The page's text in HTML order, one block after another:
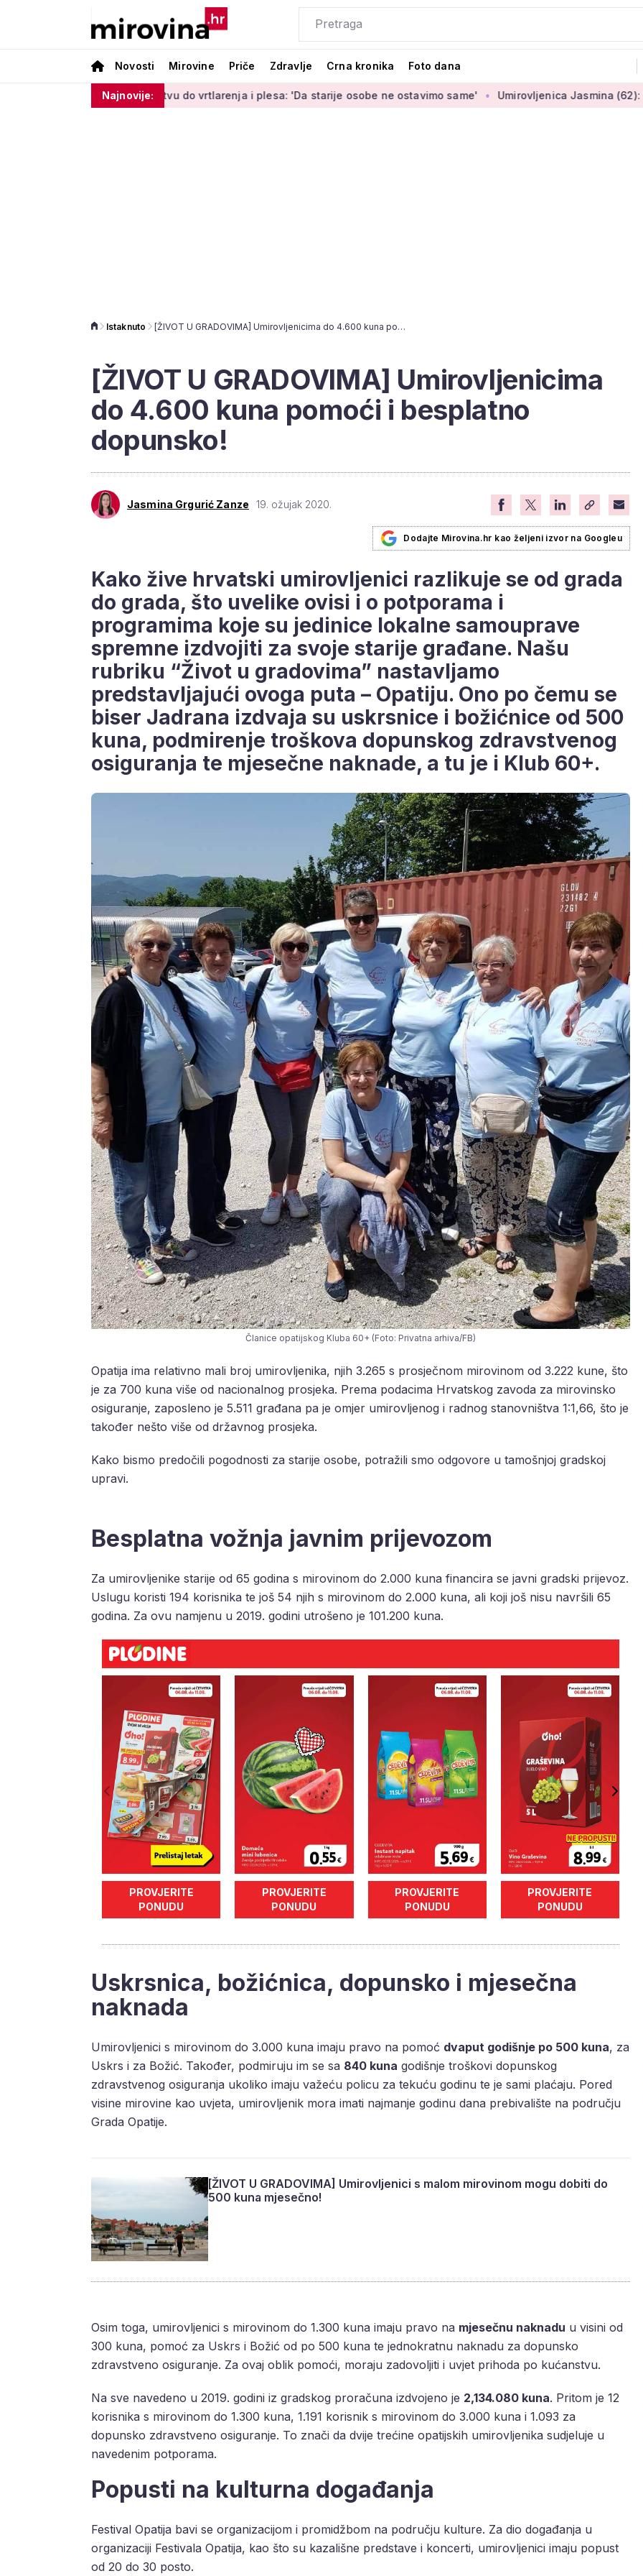
Novosti Mirovine Priče Zdravlje Crna kronika Foto dana
Najnovije:
internet bankarstvu do vrtlarenja i plesa: 'Da starije osobe ne ostavimo same' Umirovljenica Jasmina (62): 'Imam
Istaknuto [ŽIVOT U GRADOVIMA] Umirovljenicima do 4.600 kuna pomoći i besplatno dopunsko!
[ŽIVOT U GRADOVIMA] Umirovljenicima
do 4.600 kuna pomoći i besplatno
dopunsko!
Jasmina Grgurić Zanze 19. ožujak 2020.
Dodajte Mirovina.hr kao željeni izvor na Googleu
Kako žive hrvatski umirovljenici razlikuje se od grada
do grada, što uvelike ovisi i o potporama i
programima koje su jedinice lokalne samouprave
spremne izdvojiti za svoje starije građane. Našu
rubriku “Život u gradovima” nastavljamo
predstavljajući ovoga puta – Opatiju. Ono po čemu se
biser Jadrana izdvaja su uskrsnice i božićnice od 500
kuna, podmirenje troškova dopunskog zdravstvenog
osiguranja te mjesečne naknade, a tu je i Klub 60+.
Članice opatijskog Kluba 60+ (Foto: Privatna arhiva/FB)
Opatija ima relativno mali broj umirovljenika, njih 3.265 s prosječnom mirovinom od 3.222 kune, što
je za 700 kuna više od nacionalnog prosjeka. Prema podacima Hrvatskog zavoda za mirovinsko
osiguranje, zaposleno je 5.511 građana pa je omjer umirovljenog i radnog stanovništva 1:1,66, što je
također nešto više od državnog prosjeka.
Kako bismo predočili pogodnosti za starije osobe, potražili smo odgovore u tamošnjoj gradskoj
upravi.
Besplatna vožnja javnim prijevozom
Za umirovljenike starije od 65 godina s mirovinom do 2.000 kuna financira se javni gradski prijevoz.
Uslugu koristi 194 korisnika te još 54 njih s mirovinom do 2.000 kuna, ali koji još nisu navršili 65
godina. Za ovu namjenu u 2019. godini utrošeno je 101.200 kuna.
PROVJERITE
PONUDU
PROVJERITE
PONUDU
PROVJERITE
PONUDU
PROVJERITE
PONUDU
Uskrsnica, božićnica, dopunsko i mjesečna
naknada
Umirovljenici s mirovinom do 3.000 kuna imaju pravo na pomoć dvaput godišnje po 500 kuna, za
Uskrs i za Božić. Također, podmiruju im se sa 840 kuna godišnje troškovi dopunskog
zdravstvenog osiguranja ukoliko imaju važeću policu za tekuću godinu te je sami plaćaju. Pored
visine mirovine kao uvjeta, umirovljenik mora imati najmanje godinu dana prebivalište na području
Grada Opatije.
[ŽIVOT U GRADOVIMA] Umirovljenici s malom mirovinom mogu dobiti do
500 kuna mjesečno!
Osim toga, umirovljenici s mirovinom do 1.300 kuna imaju pravo na mjesečnu naknadu u visini od
300 kuna, pomoć za Uskrs i Božić od po 500 kuna te jednokratnu naknadu za dopunsko
zdravstveno osiguranje. Za ovaj oblik pomoći, moraju zadovoljiti i uvjet prihoda po kućanstvu.
Na sve navedeno u 2019. godini iz gradskog proračuna izdvojeno je 2,134.080 kuna. Pritom je 12
korisnika s mirovinom do 1.300 kuna, 1.191 korisnik s mirovinom do 3.000 kuna i 1.093 za
dopunsko zdravstveno osiguranje. To znači da dvije trećine opatijskih umirovljenika sudjeluje u
navedenim potporama.
Popusti na kulturna događanja
Festival Opatija bavi se organizacijom i promidžbom na području kulture. Za dio događanja u
organizaciji Festivala Opatija, kao što su kazališne predstave i koncerti, umirovljenici imaju popust
od 20 do 30 posto.